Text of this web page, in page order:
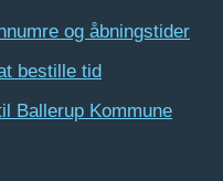
og åbningstider
bestille tid
Ballerup Kommune